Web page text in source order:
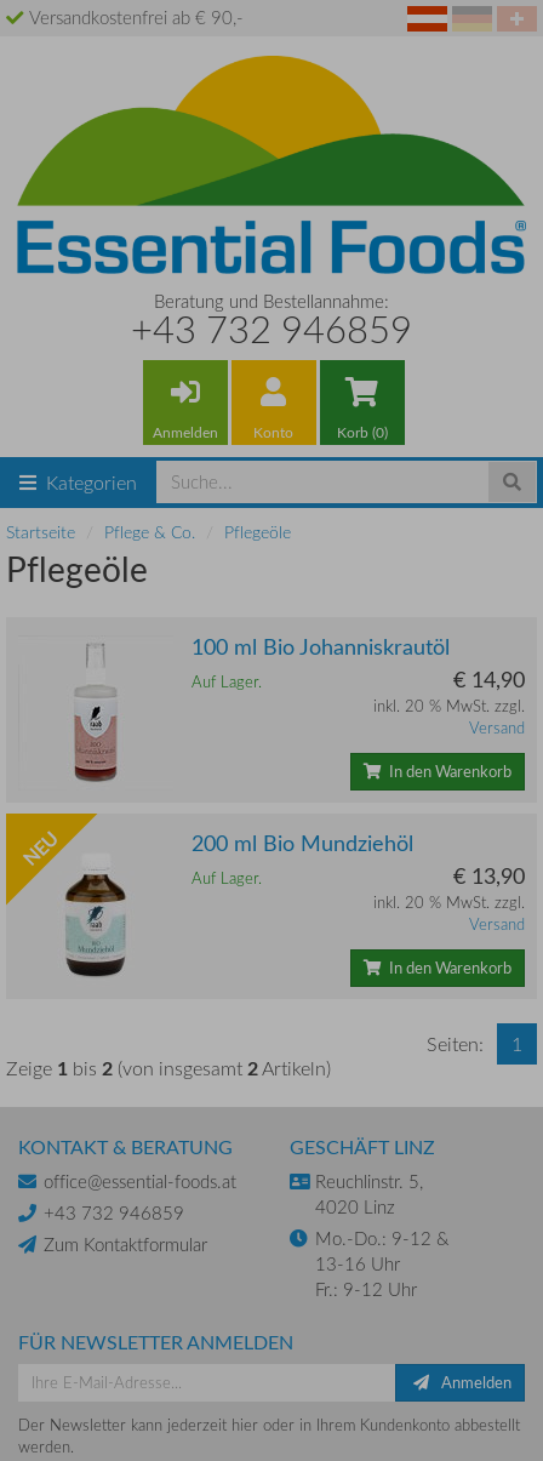
Versandkostenfrei ab € 90,-
Beratung und Bestellannahme:
+43 732 946859
Anmelden Konto Korb (0)
Kategorien
Startseite Pflege & Co. Pflegeöle
Pflegeöle
100 ml Bio Johanniskrautöl
Auf Lager. € 14,90
inkl. 20 % MwSt. zzgl.
Versand
In den Warenkorb
NEU 200 ml Bio Mundziehöl
Auf Lager. € 13,90
inkl. 20 % MwSt. zzgl.
Versand
In den Warenkorb
Zeige 1 bis 2 (von insgesamt2Artikeln)
Seiten: 1
KONTAKT & BERATUNG
office@essential-foods.at
+43 732 946859
Zum Kontaktformular
GESCHÄFT LINZ
Reuchlinstr. 5,
4020 Linz
Mo.-Do.: 9-12 &
13-16 Uhr
Fr.: 9-12 Uhr
FÜR NEWSLETTER ANMELDEN
Anmelden
Der Newsletter kann jederzeit hier oder in Ihrem Kundenkonto abbestellt
werden.